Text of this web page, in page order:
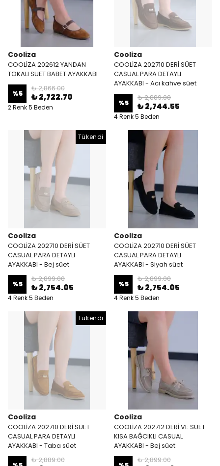
Cooliza
COOLİZA 202612 YANDAN
TOKALI SÜET BABET AYAKKABI
%5
₺ 2,866.00
₺ 2,722.70
2 Renk 5 Beden
Cooliza
COOLİZA 202710 DERİ SÜET
CASUAL PARA DETAYLI
AYAKKABI - Acı kahve süet
%5
₺ 2,889.00
₺ 2,744.55
4 Renk 5 Beden
Tükendi
Cooliza
COOLİZA 202710 DERİ SÜET
CASUAL PARA DETAYLI
AYAKKABI - Bej süet
%5
₺ 2,899.00
₺ 2,754.05
4 Renk 5 Beden
Cooliza
COOLİZA 202710 DERİ SÜET
CASUAL PARA DETAYLI
AYAKKABI - Siyah süet
%5
₺ 2,899.00
₺ 2,754.05
4 Renk 5 Beden
Tükendi
Cooliza
COOLİZA 202710 DERİ SÜET
CASUAL PARA DETAYLI
AYAKKABI - Taba süet
₺ 2,889.00
Cooliza
COOLİZA 202712 DERİ VE SÜET
KISA BAĞCIKLI CASUAL
AYAKKABI - Bej süet
₺ 2,899.00